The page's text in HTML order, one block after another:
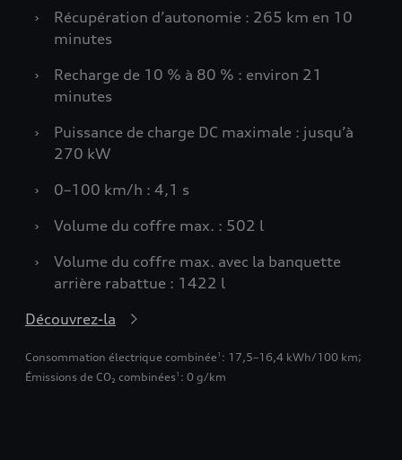
›
Récupération d’autonomie : 265 km en 10
minutes
›
Recharge de 10 % à 80 % : environ 21
minutes
›
Puissance de charge DC maximale : jusqu’à
270 kW
›
0–100 km/h : 4,1 s
›
Volume du coffre max. : 502 l
›
Volume du coffre max. avec la banquette
arrière rabattue : 1422 l
Découvrez-la
Consommation électrique combinée 1 : 17,5–16,4 kWh/100 km;
Émissions de CO₂ combinées1 : 0 g/km